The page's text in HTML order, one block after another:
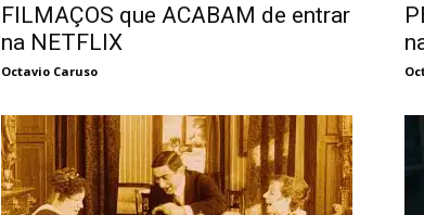
FILMAÇOS que ACABAM de entrar
na NETFLIX
Octavio Caruso